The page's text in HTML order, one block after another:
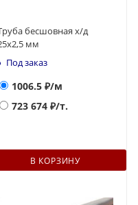
бесшовная х/д
мм
Под заказ
1006.5 ₽/м
723 674 ₽/т.
В КОРЗИНУ